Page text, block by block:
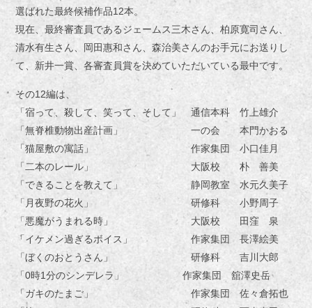
選ばれた最終候補作品12本。
現在、最終審査員であるジェームス三木さん、柏原寛司さん、
清水有生さん、岡田惠和さん、森治美さんのお手元にお送りし
て、新井一賞、各審査員賞を決めていただいている最中です。
その12編は、
「宿って、殺して、笑って、そして」 通信本科 竹上雄介
「無脊椎動物出産計画」 一の会 本門かおる
「猫屋敷の寓話」 作家集団 小口佳月
「二本のレール」 大阪校 朴 善美
「できることを教えて」 静岡教室 水元久美子
「月夜野の花火」 研修科 小野周子
「悪魔がうまれる時」 大阪校 田窪 泉
「イケメン過ぎるボイス」 作家集団 長澤絵美
「ぼくのおとうさん」 研修科 吉川大郎
「0時1分のシンデレラ」 作家集団 舘澤史岳
「ガキのたまご」 作家集団 佐々倉拓也